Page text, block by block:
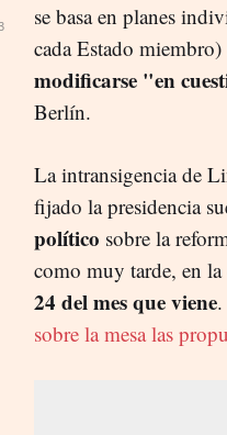
se basa en planes
cada Estado
modificarse "en
Berlín.
La intransigencia de
fijado la presidencia
político sobre la
como muy tarde, en la
24 del mes que viene
sobre la mesa las